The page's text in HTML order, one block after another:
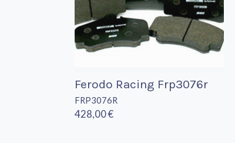
Ferodo Racing Frp3076r
FRP3076R
428,00 €